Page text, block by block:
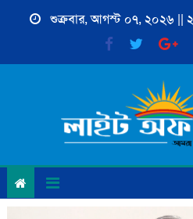
শুক্রবার, আগস্ট ০৭, ২০২৬ ||